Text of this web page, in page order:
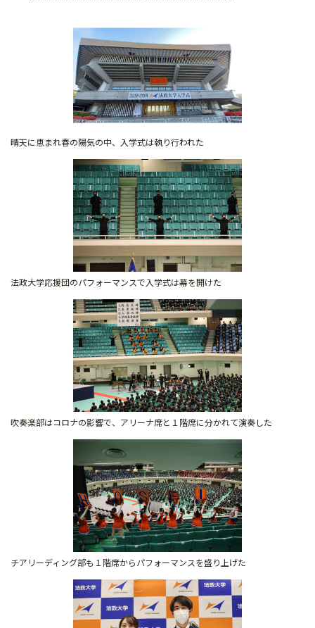
晴天に恵まれ春の陽気の中、入学式は執り行われた
法政大学応援団のパフォーマンスで入学式は幕を開けた
吹奏楽部はコロナの影響で、アリーナ席と１階席に分かれて演奏した
チアリーディング部も１階席からパフォーマンスを盛り上げた